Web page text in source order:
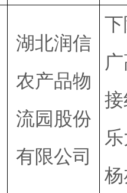
湖北润信
农产品物
流园股份
有限公司